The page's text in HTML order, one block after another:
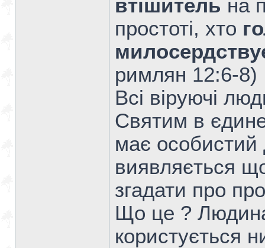
втішитель на
простоті, хто
римлян 12:6-8)
Всі віруючі
Святим в
має особистий
виявляється
згадати про
Що це ?
користується